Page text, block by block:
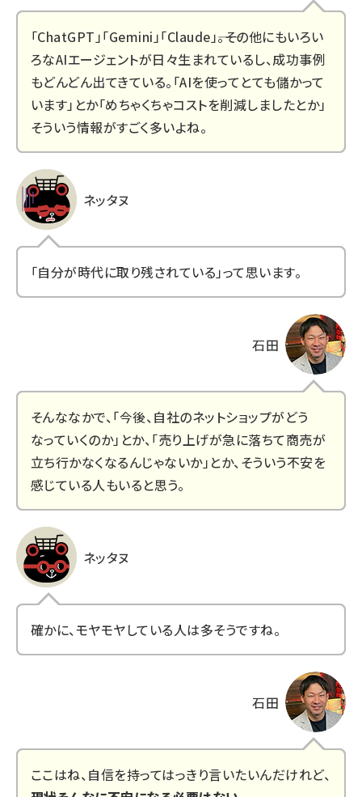
「ChatGPT」「Gemini」「Claude」――。その他にもいろい
ろなAIエージェントが日々生まれているし、成功事例
もどんどん出てきている。「AIを使ってとても儲かって
います」とか「めちゃくちゃコストを削減しましたとか」
そういう情報がすごく多いよね。
ネッタヌ
「自分が時代に取り残されている」って思います。
石田
そんななかで、「今後、自社のネットショップがどう
なっていくのか」とか、「売り上げが急に落ちて商売が
立ち行かなくなるんじゃないか」とか、そういう不安を
感じている人もいると思う。
ネッタヌ
確かに、モヤモヤしている人は多そうですね。
石田
ここはね、自信を持ってはっきり言いたいんだけれど、